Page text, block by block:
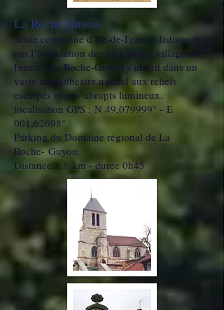
La Roche Guyon
Seule commune d’Ile-de-France distinguée
par l’association des plus beaux villages de
France, La Roche-Guyon s’inscrit dans un
vaste amphithéâtre naturel aux reliefs
escarpés et aux abrupts lumineux.
localisation GPS : N 49,079999° - E
001,62698°
Parking du Domaine régional de La
Roche- Guyon.
Distance 1,8 km - durée 0h45